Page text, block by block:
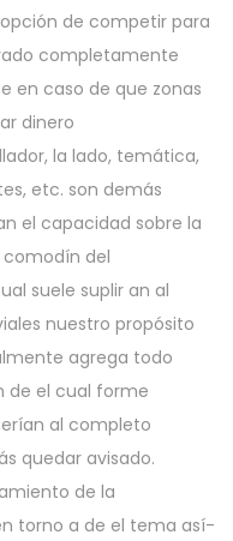
de competir para
completamente
en caso de que zonas
dinero
la lado, temática,
etc. son demás
el capacidad sobre la
comodín del
suele suplir an al
nuestro propósito
agrega todo
de el cual forme
al completo
quedar avisado.
de la
torno a de el tema así­